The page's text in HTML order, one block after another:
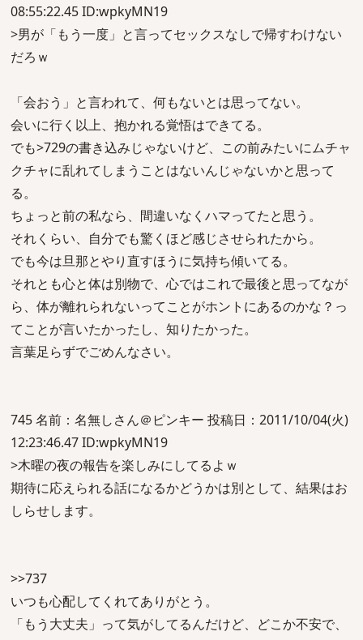
08:55:22.45 ID:wpkyMN19
>男が「もう一度」と言ってセックスなしで帰すわけない
だろｗ
「会おう」と言われて、何もないとは思ってない。
会いに行く以上、抱かれる覚悟はできてる。
でも>729の書き込みじゃないけど、この前みたいにムチャ
クチャに乱れてしまうことはないんじゃないかと思って
る。
ちょっと前の私なら、間違いなくハマってたと思う。
それくらい、自分でも驚くほど感じさせられたから。
でも今は旦那とやり直すほうに気持ち傾いてる。
それとも心と体は別物で、心ではこれで最後と思ってなが
ら、体が離れられないってことがホントにあるのかな？っ
てことが言いたかったし、知りたかった。
言葉足らずでごめんなさい。
745 名前：名無しさん＠ピンキー 投稿日：2011/10/04(火)
12:23:46.47 ID:wpkyMN19
>木曜の夜の報告を楽しみにしてるよｗ
期待に応えられる話になるかどうかは別として、結果はお
しらせします。
>>737
いつも心配してくれてありがとう。
「もう大丈夫」って気がしてるんだけど、どこか不安で、